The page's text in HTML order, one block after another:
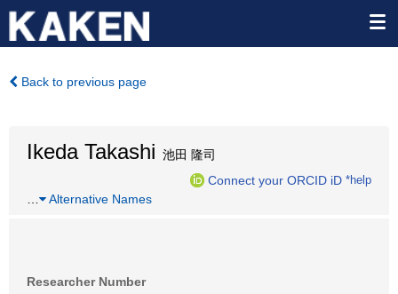
Back to previous page
Ikeda Takashi 池田 隆司
Connect your ORCID iD *help
Alternative Names
Researcher Number